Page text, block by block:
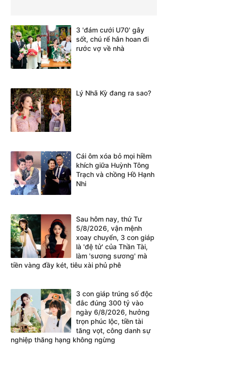
3 'đám cưới U70' gây
sốt, chú rể hân hoan đi
rước vợ về nhà
Lý Nhã Kỳ đang ra sao?
Cái ôm xóa bỏ mọi hiềm
khích giữa Huỳnh Tông
Trạch và chồng Hồ Hạnh
Nhi
Sau hôm nay, thứ Tư
5/8/2026, vận mệnh
xoay chuyển, 3 con giáp
là 'đệ tử' của Thần Tài,
làm 'sương sương' mà
tiền vàng đầy két, tiêu xài phủ phê
3 con giáp trúng số độc
đắc đúng 300 tỷ vào
ngày 6/8/2026, hưởng
trọn phúc lộc, tiền tài
tăng vọt, công danh sự
nghiệp thăng hạng không ngừng